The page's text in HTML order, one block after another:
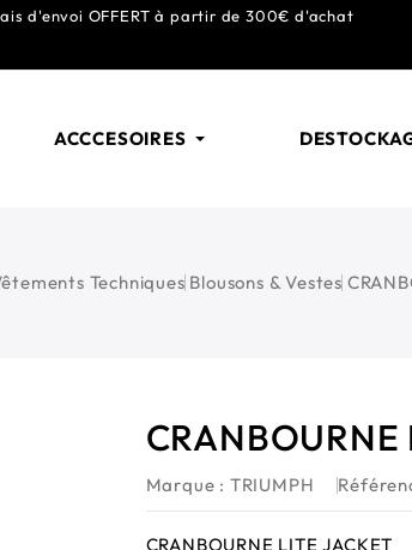
d'envoi OFFERT à partir de 300€ d'achat
ACCCESOIRES
Techniques Blousons & Vestes
CRANBOURNE
Marque : TRIUMPH
CRANBOURNE LITE JACKET